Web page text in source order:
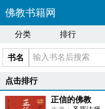
佛教书籍网
分类 排行
书名
点击排行
正信的佛教